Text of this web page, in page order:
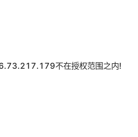
不在授权范围之内!